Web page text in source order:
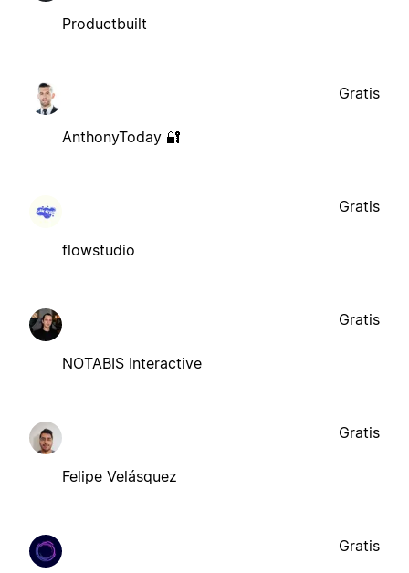
Productbuilt
AnthonyToday 🔐
Gratis
flowstudio
Gratis
NOTABIS Interactive
Gratis
Felipe Velásquez
Gratis
Gratis